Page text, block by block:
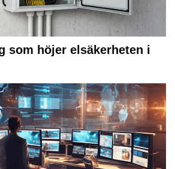
som höjer elsäkerheten i